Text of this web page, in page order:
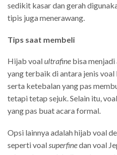
sedikit kasar dan gerah
tipis juga menerawang.
Tips saat membeli
Hijab voalultrafine bisa
yang terbaik di antara jenis voal
serta ketebalan yang pas
tetapi tetap sejuk. Selain itu, voal
yang pas buat acara formal.
Opsi lainnya adalah hijab voal
seperti voal superfinedan voal